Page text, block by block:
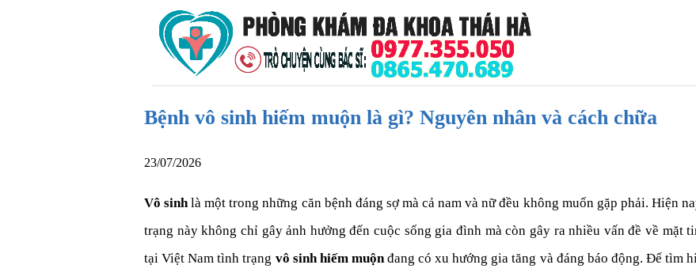
Bệnh vô sinh hiếm muộn là gì? Nguyên nhân và cách chữa
23/07/2026
Vô sinhlà một trong những căn bệnh đáng sợ mà cả nam và nữ đều không muốn gặp phải. Hiện
trạng này không chỉ gây ảnh hưởng đến cuộc sống gia đình mà còn gây ra nhiều vấn đề về mặt
tại Việt Nam tình trạng vô sinh hiếm muộnđang có xu hướng gia tăng và đáng báo động. Để tìm